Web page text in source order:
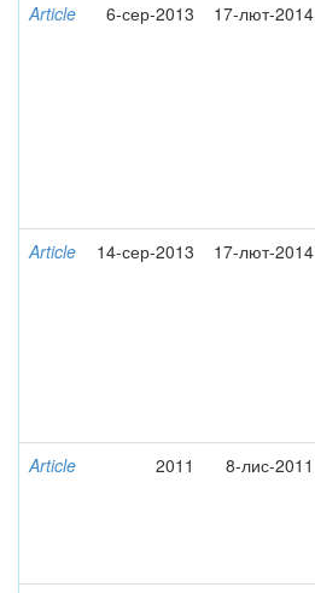
Article
6-сер-2013 17-лют-2014
Article
14-сер-2013 17-лют-2014
Article
2011 8-лис-2011